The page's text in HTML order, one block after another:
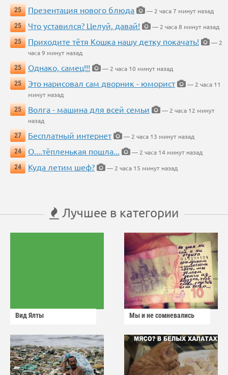
25
Презентация нового блюда
— 2 часа 7 минут назад
25
Что уставился? Целуй, давай!
— 2 часа 8 минут назад
25
Приходите тётя Кошка нашу детку покачать!
— 2
часа 9 минут назад
25
Однако, самец!!!
— 2 часа 10 минут назад
25
Это нарисовал сам дворник - юморист
— 2 часа 11
минут назад
25
Волга - машина для всей семьи
— 2 часа 12 минут
назад
27
Бесплатный интернет
— 2 часа 13 минут назад
24
О....тёпленькая пошла...
— 2 часа 14 минут назад
24
Куда летим шеф? — 2 часа 15 минут назад
Лучшее в категории
Вид Ялты Мы и не сомневались